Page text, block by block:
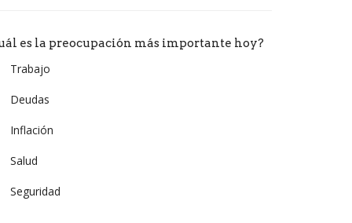
es la preocupación más importante hoy?
Trabajo
Deudas
Inflación
Salud
Seguridad